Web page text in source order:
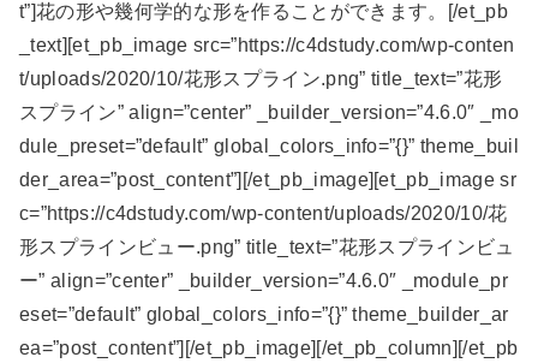
t”]花の形や幾何学的な形を作ることができます。[/et_pb
_text][et_pb_image src=”https://c4dstudy.com/wp-conten
t/uploads/2020/10/花形スプライン.png” title_text=”花形
スプライン” align=”center” _builder_version=”4.6.0″ _mo
dule_preset=”default” global_colors_info=”{}” theme_buil
der_area=”post_content”][/et_pb_image][et_pb_image sr
c=”https://c4dstudy.com/wp-content/uploads/2020/10/花
形スプラインビュー.png” title_text=”花形スプラインビュ
ー” align=”center” _builder_version=”4.6.0″ _module_pr
eset=”default” global_colors_info=”{}” theme_builder_ar
ea=”post_content”][/et_pb_image][/et_pb_column][/et_pb